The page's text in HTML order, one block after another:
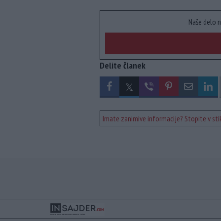
Naše delo
Delite članek
Imate zanimive informacije? Stopite v